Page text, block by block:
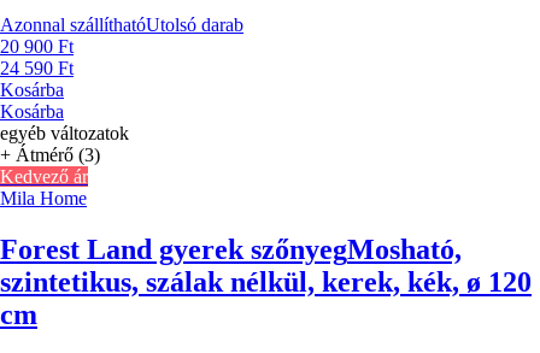
Azonnal szállíthatóUtolsó darab
20 900 Ft
24 590 Ft
Kosárba
Kosárba
egyéb változatok
+ Átmérő (3)
Kedvező ár
Mila Home
Forest Land gyerek szőnyegMosható,
szintetikus, szálak nélkül, kerek, kék, ø 120
cm